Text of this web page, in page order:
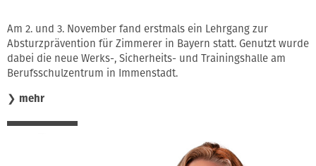
Am 2. und 3. November fand erstmals ein Lehrgang zur
Absturzprävention für Zimmerer in Bayern statt. Genutzt wurde
dabei die neue Werks-, Sicherheits- und Trainingshalle am
Berufsschulzentrum in Immenstadt.
❯ mehr